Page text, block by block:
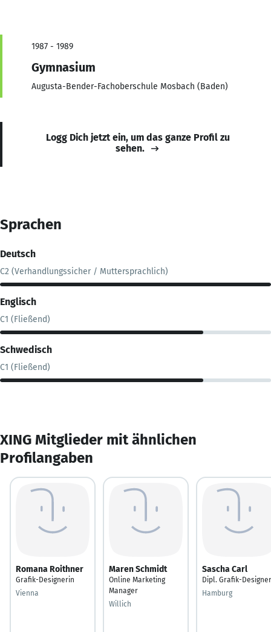
1987 - 1989
Gymnasium
Augusta-Bender-Fachoberschule Mosbach (Baden)
Logg Dich jetzt ein, um das ganze Profil zu
sehen.
Sprachen
Deutsch
C2 (Verhandlungssicher / Muttersprachlich)
Englisch
C1 (Fließend)
Schwedisch
C1 (Fließend)
XING Mitglieder mit ähnlichen
Profilangaben
Romana Roithner
Grafik-Designerin
Vienna
Maren Schmidt
Online Marketing
Manager
Willich
Sascha Carl
Dipl. Grafik-Designer
Hamburg